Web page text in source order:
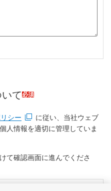
て 必須
シー
に従い、当社ウェブ
人情報を適切に管理していま
て確認画面に進んでくださ